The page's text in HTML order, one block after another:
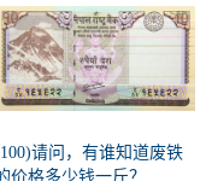
请问，有谁知道废铁
价格多少钱一斤？